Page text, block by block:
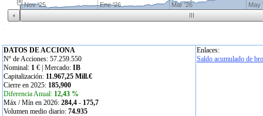
DATOS DE ACCIONA
Nº de Acciones: 57.259.550
Nominal: 1 € | Mercado: IB
Capitalización: 11.967,25 Mill.€
Cierre en 2025: 185,900
Diferencia Anual: 12,43 %
Máx / Mín en 2026: 284,4 - 175,7
Volumen medio diario: 74.935
Enlaces:
Saldo acumulado de